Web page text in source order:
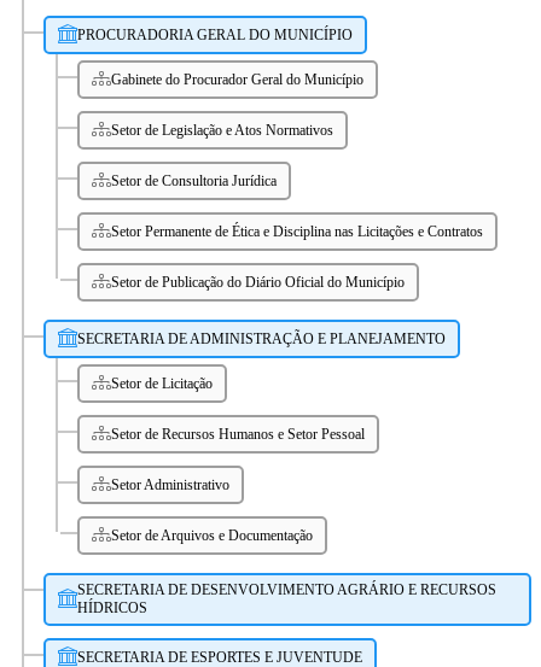
PROCURADORIA GERAL DO MUNICÍPIO
Gabinete do Procurador Geral do Município
Setor de Legislação e Atos Normativos
Setor de Consultoria Jurídica
Setor Permanente de Ética e Disciplina nas Licitações e Contratos
Setor de Publicação do Diário Oficial do Município
SECRETARIA DE ADMINISTRAÇÃO E PLANEJAMENTO
Setor de Licitação
Setor de Recursos Humanos e Setor Pessoal
Setor Administrativo
Setor de Arquivos e Documentação
SECRETARIA DE DESENVOLVIMENTO AGRÁRIO E RECURSOS
HÍDRICOS
SECRETARIA DE ESPORTES E JUVENTUDE